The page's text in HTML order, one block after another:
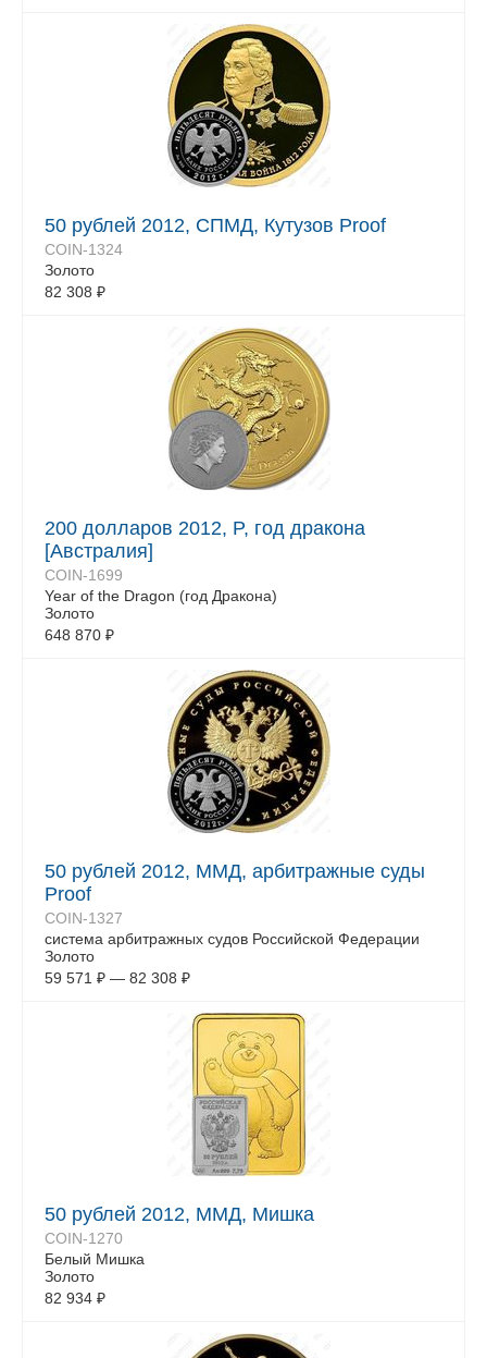
50 рублей 2012, СПМД, Кутузов Proof
COIN-1324
Золото
82 308 ₽
200 долларов 2012, P, год дракона
[Австралия]
COIN-1699
Year of the Dragon (год Дракона)
Золото
648 870 ₽
50 рублей 2012, ММД, арбитражные суды
Proof
COIN-1327
система арбитражных судов Российской Федерации
Золото
59 571 ₽ — 82 308 ₽
50 рублей 2012, ММД, Мишка
COIN-1270
Белый Mишка
Золото
82 934 ₽